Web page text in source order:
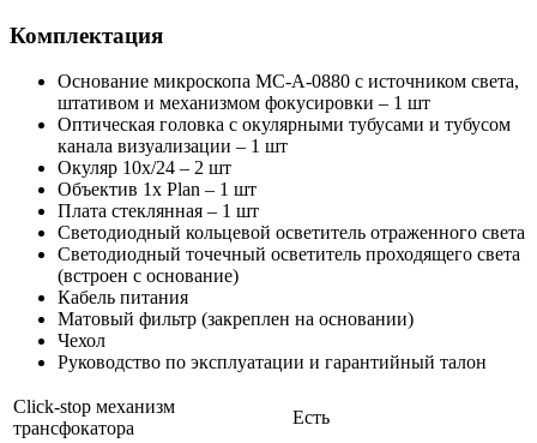
Комплектация
Основание микроскопа MC-А-0880 с источником света,
штативом и механизмом фокусировки – 1 шт
Оптическая головка с окулярными тубусами и тубусом
канала визуализации – 1 шт
Окуляр 10х/24 – 2 шт
Объектив 1х Plan – 1 шт
Плата стеклянная – 1 шт
Светодиодный кольцевой осветитель отраженного света
Светодиодный точечный осветитель проходящего света
(встроен с основание)
Кабель питания
Матовый фильтр (закреплен на основании)
Чехол
Руководство по эксплуатации и гарантийный талон
Click-stop механизм
трансфокатора
Есть